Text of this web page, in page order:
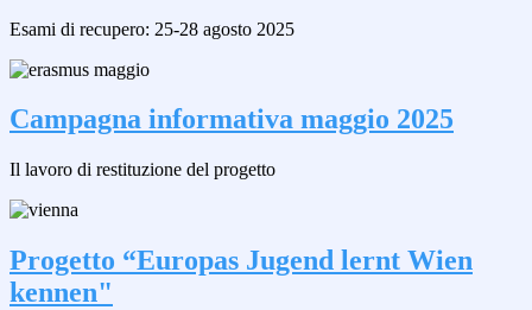
Esami di recupero: 25-28 agosto 2025
Campagna informativa maggio 2025
Il lavoro di restituzione del progetto
Progetto “Europas Jugend lernt Wien
kennen"